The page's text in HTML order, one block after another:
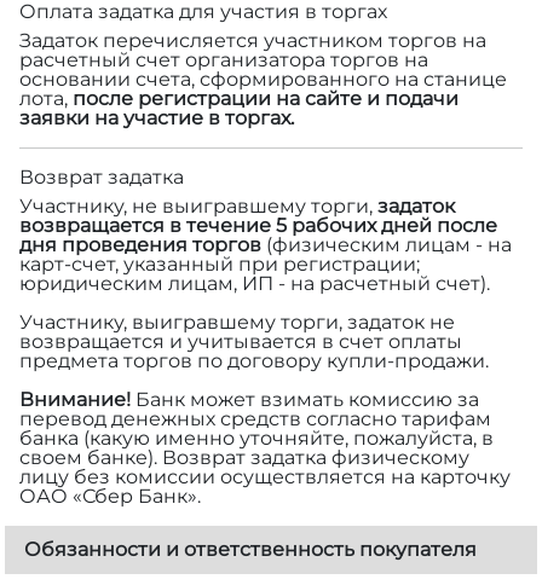
Оплата задатка для участия в торгах
Задаток перечисляется участником торгов на
расчетный счет организатора торгов на
основании счета, сформированного на станице
лота, после регистрации на сайте и подачи
заявки на участие в торгах.
Возврат задатка
Участнику, не выигравшему торги, задаток
возвращается в течение 5 рабочих дней после
дня проведения торгов (физическим лицам - на
карт-счет, указанный при регистрации;
юридическим лицам, ИП - на расчетный счет).
Участнику, выигравшему торги, задаток не
возвращается и учитывается в счет оплаты
предмета торгов по договору купли-продажи.
Внимание! Банк может взимать комиссию за
перевод денежных средств согласно тарифам
банка (какую именно уточняйте, пожалуйста, в
своем банке). Возврат задатка физическому
лицу без комиссии осуществляется на карточку
ОАО «Сбер Банк».
Обязанности и ответственность покупателя